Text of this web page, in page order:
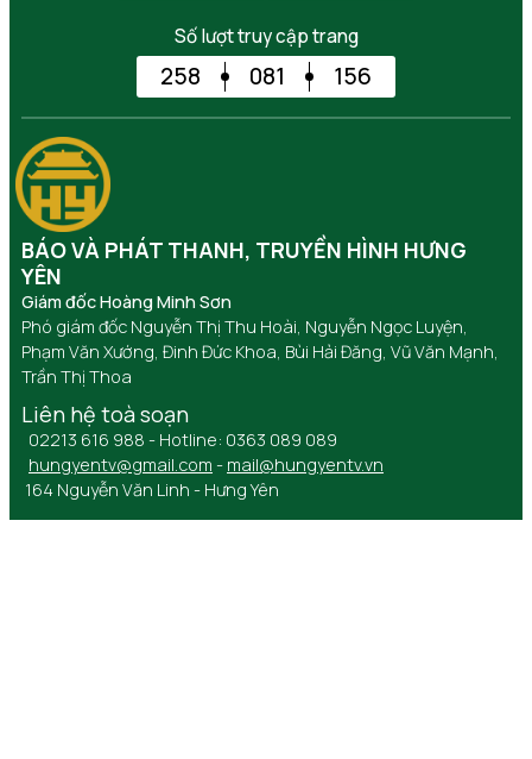
Số lượt truy cập trang
258 081 156
BÁO VÀ PHÁT THANH, TRUYỀN HÌNH HƯNG
YÊN
Giám đốc Hoàng Minh Sơn
Phó giám đốc Nguyễn Thị Thu Hoài, Nguyễn Ngọc Luyện,
Phạm Văn Xướng, Đinh Đức Khoa, Bùi Hải Đăng, Vũ Văn Mạnh,
Trần Thị Thoa
Liên hệ toà soạn
02213 616 988 - Hotline: 0363 089 089
hungyentv@gmail.com - mail@hungyentv.vn
164 Nguyễn Văn Linh - Hưng Yên